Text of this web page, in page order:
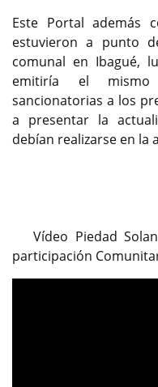
Este Portal además
estuvieron a punto
comunal en Ibagué,
emitiría el mismo
sancionatorias a los
a presentar la
debían realizarse en la
Vídeo Piedad
participación